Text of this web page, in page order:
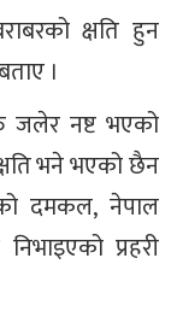
क्षति हुन
।
जलेर नष्ट भएको
भने भएको छैन
दमकल, नेपाल
प्रहरी